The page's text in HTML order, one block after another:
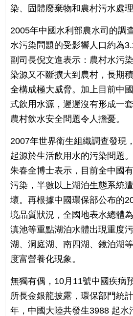
染、固體廢棄物和農村污水處理
2005年中國水利部農水司的調
水污染問題的受影響人口約為
副司長倪文進表示：農村水污
染源又不斷擴大到農村，長期
全構成極大威脅。加上目前中
式飲用水源，遲遲沒有形成一
農村飲水安全問題令人擔憂。
2007年世界衛生組織調查發現
起源於生活飲用水的污染問題
朱春全博士表示，目前全中國
污染，半數以上湖泊生態系統
壞。再根據中國環保部公布的
境品質狀況，全國地表水總體
滇池等重點湖泊水體出現重度
湖、洞庭湖、南四湖、鏡泊湖
度富營養化現象。
無獨有偶，10月11號中國疾病
所長金銀龍披露，環保部門統
年，中國大陸共發生3988 起水